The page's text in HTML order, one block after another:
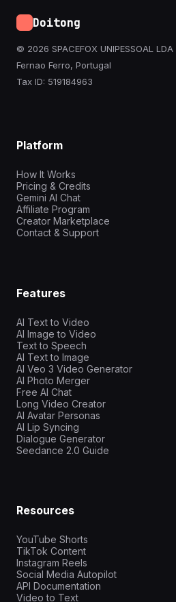
Doitong
© 2026 SPACEFOX UNIPESSOAL LDA
Fernao Ferro, Portugal
Tax ID: 519184963
Platform
How It Works
Pricing & Credits
Gemini AI Chat
Affiliate Program
Creator Marketplace
Contact & Support
Features
AI Text to Video
AI Image to Video
Text to Speech
AI Text to Image
AI Veo 3 Video Generator
AI Photo Merger
Free AI Chat
Long Video Creator
AI Avatar Personas
AI Lip Syncing
Dialogue Generator
Seedance 2.0 Guide
Resources
YouTube Shorts
TikTok Content
Instagram Reels
Social Media Autopilot
API Documentation
Video to Text